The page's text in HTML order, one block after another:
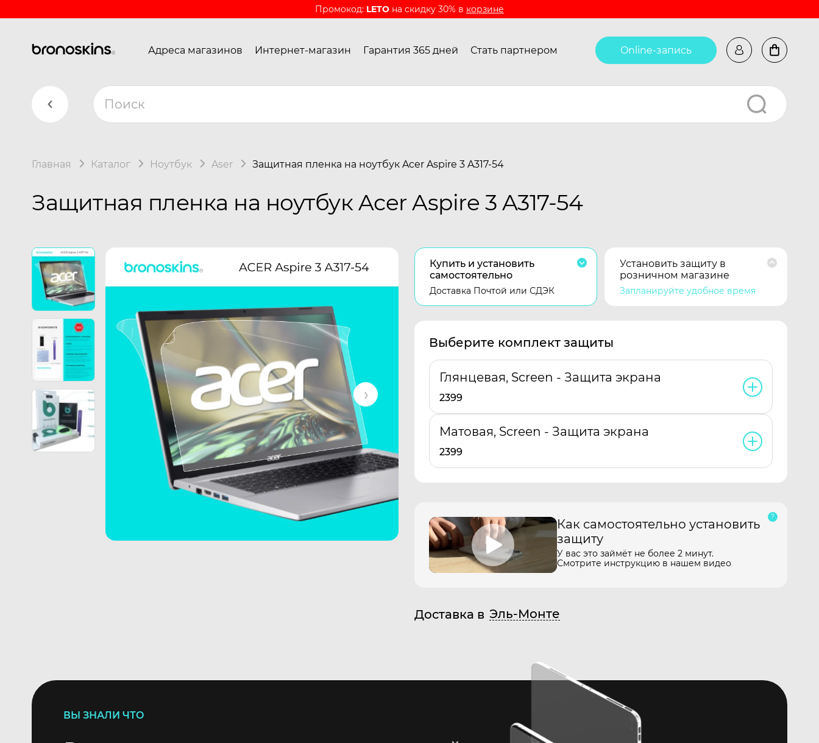
Промокод: LETO на скидку 30% в корзине
Адреса магазинов Интернет-магазин Гарантия 365 дней Стать партнером Online-запись
Главная Каталог Ноутбук Aser Защитная пленка на ноутбук Acer Aspire 3 A317-54
Защитная пленка на ноутбук Acer Aspire 3 A317-54
Купить и установить
самостоятельно
Доставка Почтой или СДЭК
Установить защиту в
розничном магазине
Запланируйте удобное время
Выберите комплект защиты
Глянцевая, Screen - Защита экрана
2399
Матовая, Screen - Защита экрана
2399
Как самостоятельно установить
защиту
У вас это займёт не более 2 минут.
Смотрите инструкцию в нашем видео
Доставка в Эль-Монте
ВЫ ЗНАЛИ ЧТО